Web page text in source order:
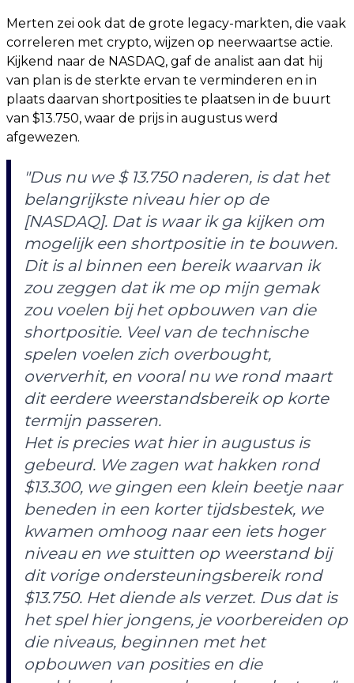
Merten zei ook dat de grote legacy-markten, die vaak
correleren met crypto, wijzen op neerwaartse actie.
Kijkend naar de NASDAQ, gaf de analist aan dat hij
van plan is de sterkte ervan te verminderen en in
plaats daarvan shortposities te plaatsen in de buurt
van $13.750, waar de prijs in augustus werd
afgewezen.
"Dus nu we $ 13.750 naderen, is dat het
belangrijkste niveau hier op de
[NASDAQ]. Dat is waar ik ga kijken om
mogelijk een shortpositie in te bouwen.
Dit is al binnen een bereik waarvan ik
zou zeggen dat ik me op mijn gemak
zou voelen bij het opbouwen van die
shortpositie. Veel van de technische
spelen voelen zich overbought,
oververhit, en vooral nu we rond maart
dit eerdere weerstandsbereik op korte
termijn passeren.
Het is precies wat hier in augustus is
gebeurd. We zagen wat hakken rond
$13.300, we gingen een klein beetje naar
beneden in een korter tijdsbestek, we
kwamen omhoog naar een iets hoger
niveau en we stuitten op weerstand bij
dit vorige ondersteuningsbereik rond
$13.750. Het diende als verzet. Dus dat is
het spel hier jongens, je voorbereiden op
die niveaus, beginnen met het
opbouwen van posities en die